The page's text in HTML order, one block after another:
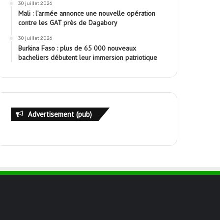
30 juillet 2026
Mali : l’armée annonce une nouvelle opération
contre les GAT près de Dagabory
30 juillet 2026
Burkina Faso : plus de 65 000 nouveaux
bacheliers débutent leur immersion patriotique
Advertisement (pub)